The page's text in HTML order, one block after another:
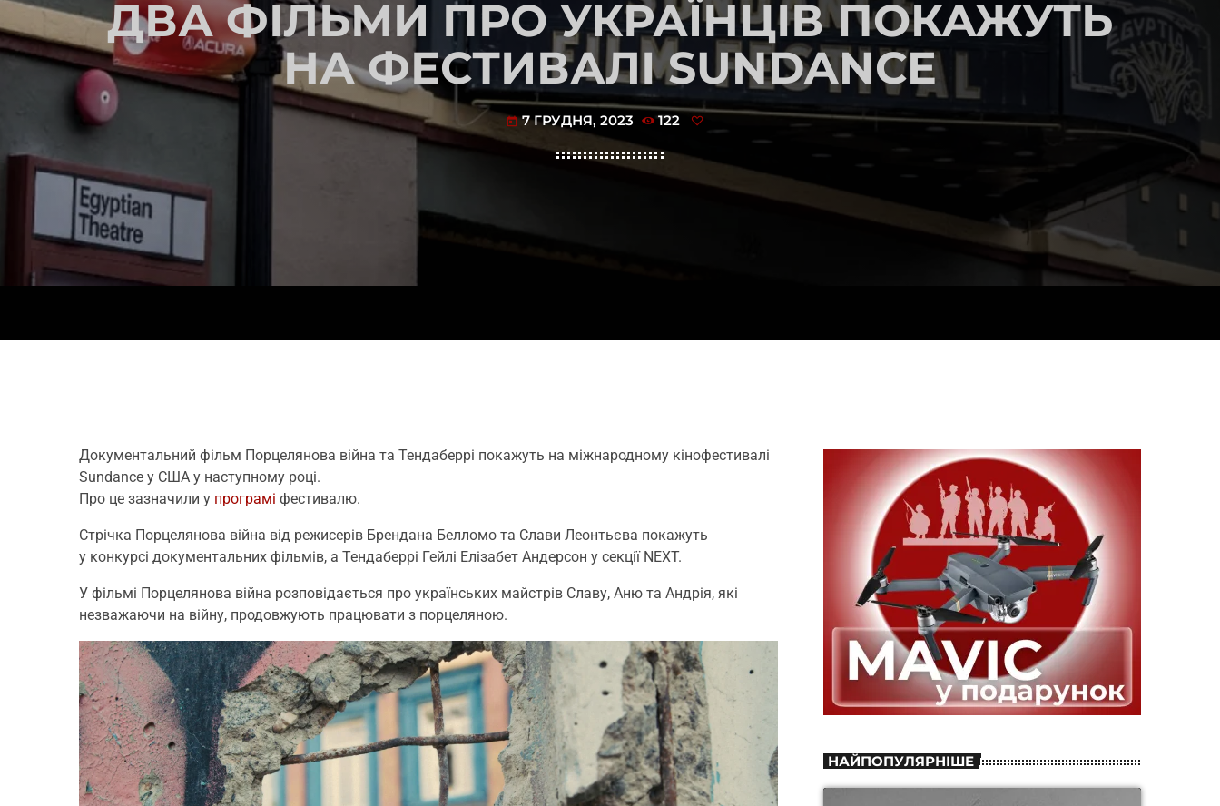
ДВА ФІЛЬМИ ПРО УКРАЇНЦІВ ПОКАЖУТЬ
НА ФЕСТИВАЛІ SUNDANCE
today 7 ГРУДНЯ, 2023 122
Документальний фільм Порцелянова війна та Тендаберрі покажуть на міжнародному кінофестивалі
Sundance у США у наступному році.
Про це зазначили у програмі фестивалю.
Стрічка Порцелянова війна від режисерів Брендана Белломо та Слави Леонтьєва покажуть
у конкурсі документальних фільмів, а Тендаберрі Гейлі Елізабет Андерсон у секції NEXT.
У фільмі Порцелянова війна розповідається про українських майстрів Славу, Аню та Андрія, які
незважаючи на війну, продовжують працювати з порцеляною.
НАЙПОПУЛЯРНІШЕ